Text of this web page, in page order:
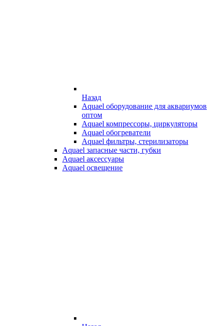
Назад
Aquael оборудование для аквариумов
оптом
Aquael компрессоры, циркуляторы
Aquael обогреватели
Aquael фильтры, стерилизаторы
Aquael запасные части, губки
Aquael аксессуары
Aquael освещение